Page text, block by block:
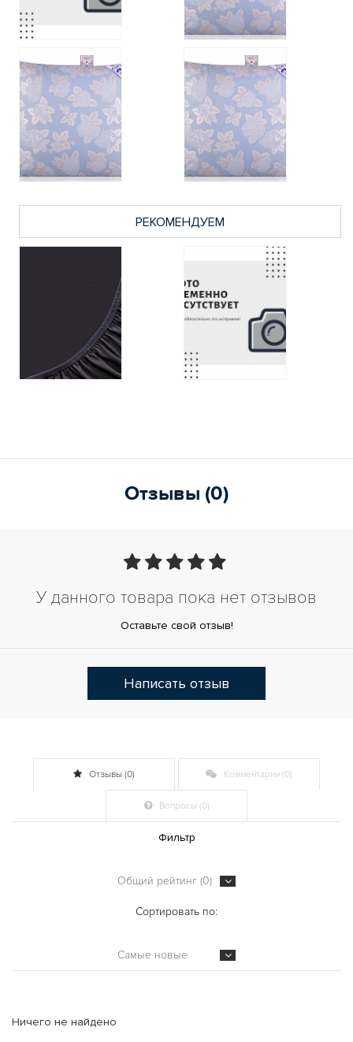
РЕКОМЕНДУЕМ
Отзывы (0)
У данного товара пока нет отзывов
Оставьте свой отзыв!
Написать отзыв
Отзывы (0) Комментарии (0)
Вопросы (0)
Фильтр
Общий рейтинг (0)
Сортировать по:
Самые новые
Ничего не найдено